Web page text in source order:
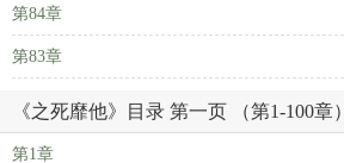
第84章
第83章
《之死靡他》目录 第一页 （第1-100章）
第1章